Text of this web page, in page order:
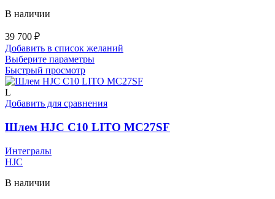
В наличии
39 700 ₽
Добавить в список желаний
Выберите параметрыЭтот
имеет
вариаций.
можно
выбрать
Быстрый просмотр
L
Добавить для сравнения
Шлем HJC C10 LITO MC27SF
Интегралы
HJC
В наличии